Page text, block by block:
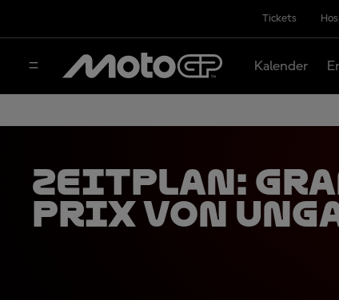
Tickets
Kalender
ZEITPLAN:
Prix von